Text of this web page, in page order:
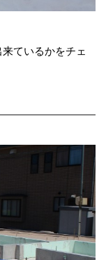
ているかをチェ